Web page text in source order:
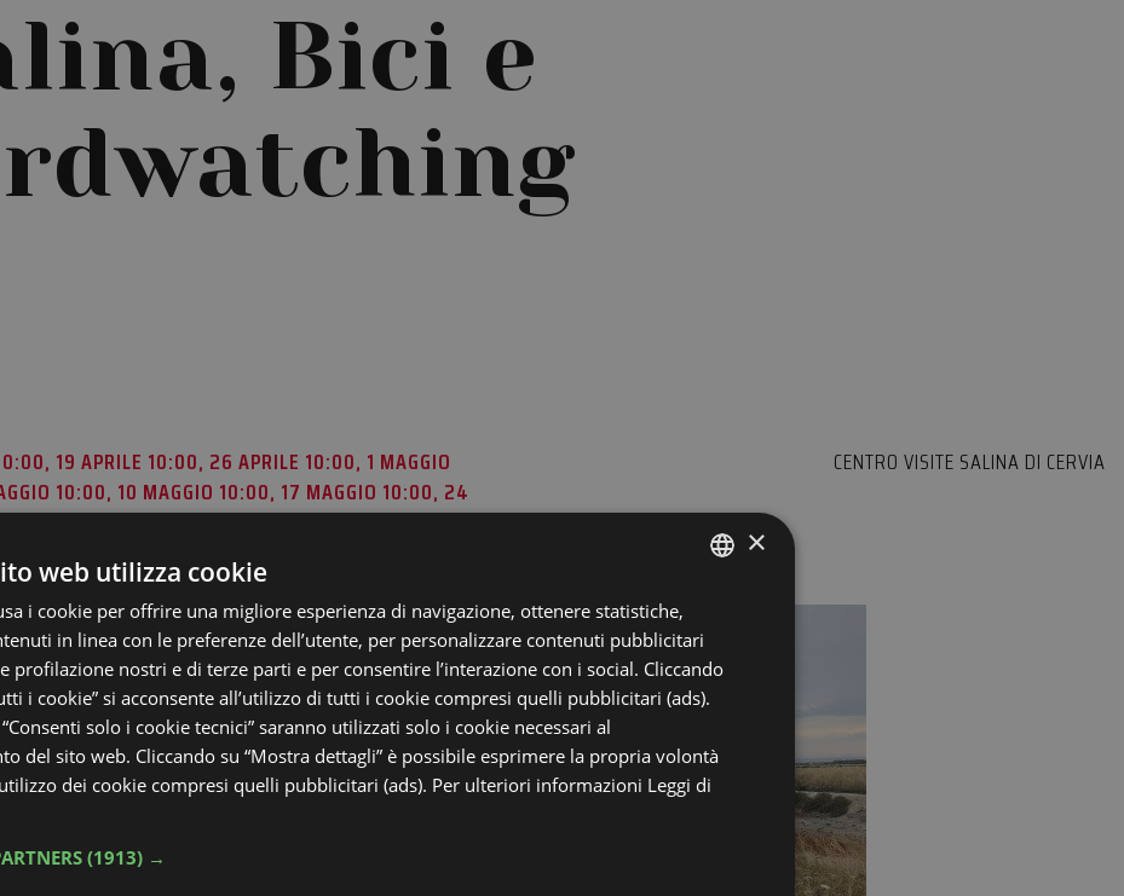
Bici e
19 APRILE 10:00, 26 APRILE 10:00, 1 MAGGIO
10:00, 10 MAGGIO 10:00, 17 MAGGIO 10:00, 24
31 MAGGIO 10:00, 2 GIUGNO 10:00, 7 GIUGNO 10:00,
CENTRO VISITE SALINA DI CERVIA
ENGLISH
GERMAN
×
web utilizza cookie
i cookie per offrire una migliore esperienza di navigazione, ottenere statistiche,
in linea con le preferenze dell’utente, per personalizzare contenuti pubblicitari
profilazione nostri e di terze parti e per consentire l’interazione con i social. Cliccando
i cookie” si acconsente all’utilizzo di tutti i cookie compresi quelli pubblicitari (ads).
solo i cookie tecnici” saranno utilizzati solo i cookie necessari al
del sito web. Cliccando su “Mostra dettagli” è possibile esprimere la propria volontà
dei cookie compresi quelli pubblicitari (ads). Per ulteriori informazioni Leggi di
(1913) →